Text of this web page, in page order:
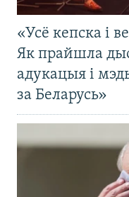
«Усё кепска і
Як прайшла
адукацыя і
за Беларусь»